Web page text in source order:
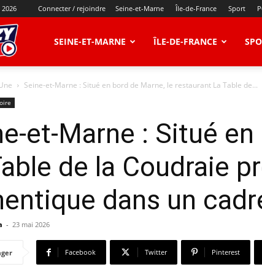
Connecter / rejoindre Seine-et-Marne Île-de-France Sport
RADIO
SEINE-ET-MARNE ÎLE-DE-FRANCE
Seine-et-Marne : Situé en bord de Marne, le restaurant La Table de...
et-Marne : Situé
de la Coudraie
dans un
- 23 mai 2026
Facebook Twitter Pinterest